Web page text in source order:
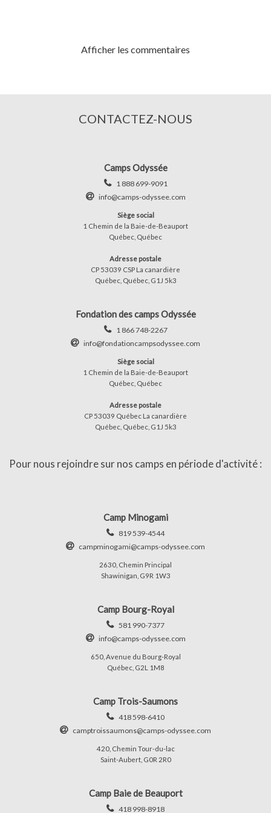
Afficher les commentaires
CONTACTEZ-NOUS
Camps Odyssée
1 888 699-9091
info@camps-odyssee.com
Siège social
1 Chemin de la Baie-de-Beauport
Québec, Québec
Adresse postale
CP 53039 CSP La canardière
Québec, Québec, G1J 5k3
Fondation des camps Odyssée
1 866 748-2267
info@fondationcampsodyssee.com
Siège social
1 Chemin de la Baie-de-Beauport
Québec, Québec
Adresse postale
CP 53039 Québec La canardière
Québec, Québec, G1J 5k3
Pour nous rejoindre sur nos camps en période d'activité :
Camp Minogami
819 539-4544
campminogami@camps-odyssee.com
2630, Chemin Principal
Shawinigan, G9R 1W3
Camp Bourg-Royal
581 990-7377
info@camps-odyssee.com
650, Avenue du Bourg-Royal
Québec, G2L 1M8
Camp Trois-Saumons
418 598-6410
camptroissaumons@camps-odyssee.com
420, Chemin Tour-du-lac
Saint-Aubert, G0R 2R0
Camp Baie de Beauport
418 998-8918